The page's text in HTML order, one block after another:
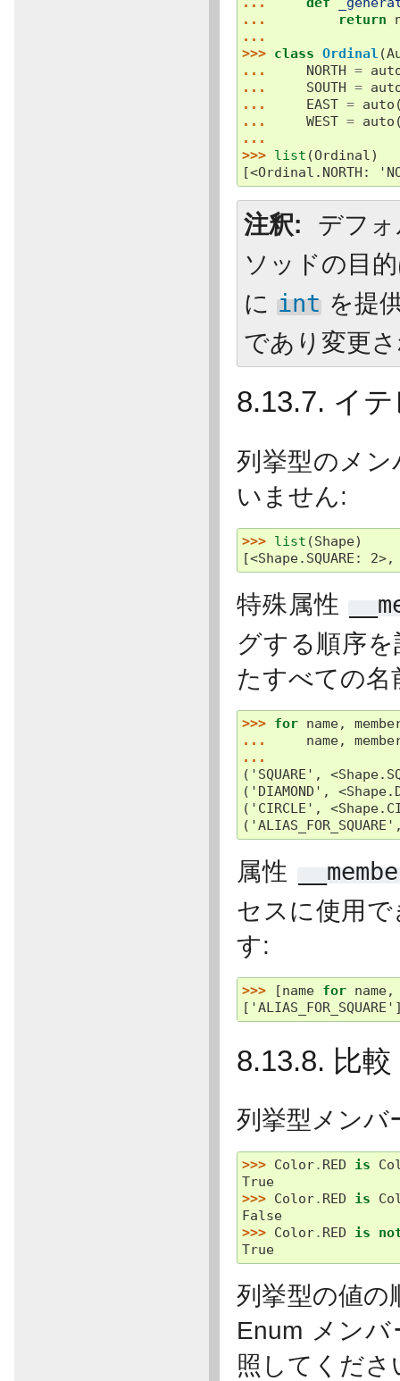
...
return
...
>>> class Ordinal (
...
NORTH =
...
SOUTH =
...
EAST = auto
...
WEST = auto
...
>>> list (Ordinal)
[<Ordinal.NORTH:
注釈
デフ
ソッドの目
にint を提
であり変更
8.13.7. イ
列挙型のメ
いません:
>>> list (Shape)
[<Shape.SQUARE:
特殊属性
グする順序
たすべての名
>>> for name,
...
name,
...
('SQUARE',
('DIAMOND',
('CIRCLE',
属性
セスに使用
す:
>>> [name for name,
8.13.8. 比較
列挙型メンバ
>>> Color. RED is
True
>>> Color. RED is
False
>>> Color. RED is
True
列挙型の値
Enum メン
照してくださ